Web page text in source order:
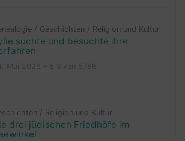
/ Geschichten / Religion und Kultur
suchte und besuchte ihre
/ Religion und Kultur
drei jüdischen Friedhöfe im